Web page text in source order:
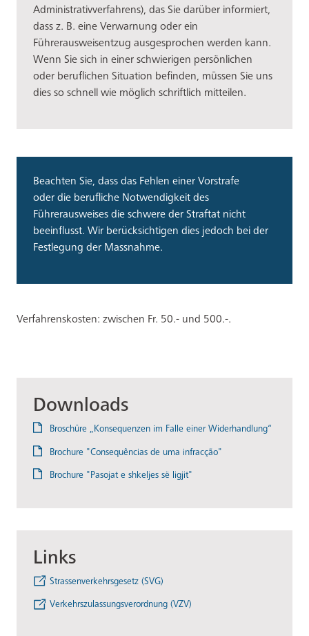
Administrativverfahrens), das Sie darüber informiert,
dass z. B. eine Verwarnung oder ein
Führerausweisentzug ausgesprochen werden kann.
Wenn Sie sich in einer schwierigen persönlichen
oder beruflichen Situation befinden, müssen Sie uns
dies so schnell wie möglich schriftlich mitteilen.
Beachten Sie, dass das Fehlen einer Vorstrafe
oder die berufliche Notwendigkeit des
Führerausweises die schwere der Straftat nicht
beeinflusst. Wir berücksichtigen dies jedoch bei der
Festlegung der Massnahme.
Verfahrenskosten: zwischen Fr. 50.- und 500.-.
Downloads
Broschüre „Konsequenzen im Falle einer Widerhandlung“
Brochure "Consequências de uma infracção"
Brochure "Pasojat e shkeljes së ligjit"
Links
Strassenverkehrsgesetz (SVG)
Verkehrszulassungsverordnung (VZV)